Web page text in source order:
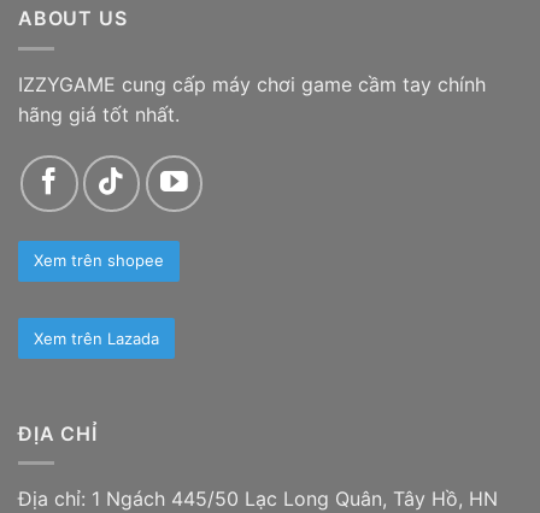
ABOUT US
IZZYGAME cung cấp máy chơi game cầm tay chính
hãng giá tốt nhất.
Xem trên shopee
Xem trên Lazada
ĐỊA CHỈ
Địa chỉ: 1 Ngách 445/50 Lạc Long Quân, Tây Hồ, HN